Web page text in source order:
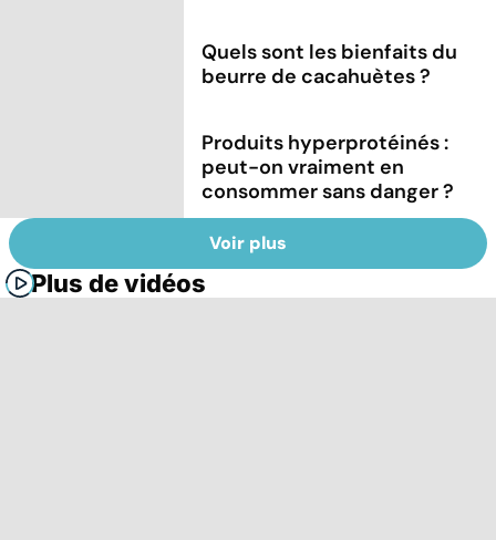
Quels sont les bienfaits du
beurre de cacahuètes ?
Produits hyperprotéinés :
peut-on vraiment en
consommer sans danger ?
Voir plus
Plus de vidéos